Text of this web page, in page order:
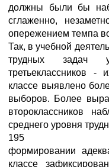
должны были бы
сглаженно,
опережением темпа
Так, в учебной
трудных задач
третьеклассников
классе выявлено
выборов. Более
второклассников
среднего уровня
195
формировании
классе